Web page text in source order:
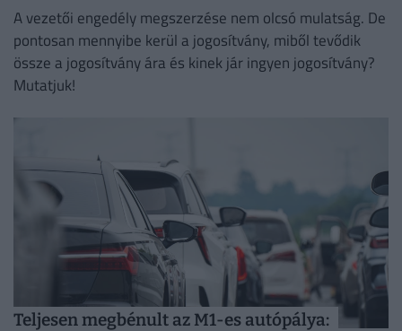
A vezetői engedély megszerzése nem olcsó mulatság. De
pontosan mennyibe kerül a jogosítvány, miből tevődik
össze a jogosítvány ára és kinek jár ingyen jogosítvány?
Mutatjuk!
Teljesen megbénult az M1-es autópálya: